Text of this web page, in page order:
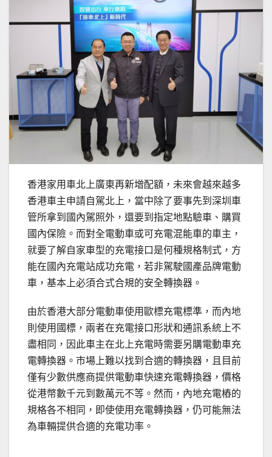
香港家用車北上廣東再新增配額，未來會越來越多
香港車主申請自駕北上，當中除了要事先到深圳車
管所拿到國內駕照外，還要到指定地點驗車、購買
國內保險。而對全電動車或可充電混能車的車主，
就要了解自家車型的充電接口是何種規格制式，方
能在國內充電站成功充電，若非駕駛國產品牌電動
車，基本上必須合式合規的安全轉換器。
由於香港大部分電動車使用歐標充電標準，而內地
則使用國標，兩者在充電接口形狀和通訊系統上不
盡相同，因此車主在北上充電時需要另購電動車充
電轉換器。市場上難以找到合適的轉換器，且目前
僅有少數供應商提供電動車快速充電轉換器，價格
從港幣數千元到數萬元不等。然而，內地充電樁的
規格各不相同，即使使用充電轉換器，仍可能無法
為車輛提供合適的充電功率。